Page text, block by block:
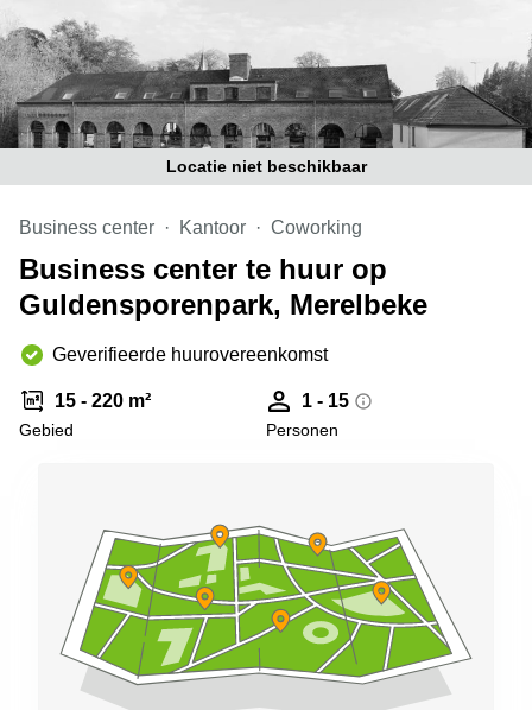
Hasselt
Location
centre
d'affaires
à Mons
virtueel
Antwerpen
Vergaderzaal
huren in
Antwerpen
Locaux
à louer en
Bruxelles
Locatie niet beschikbaar
Business center Kantoor Coworking
Business center te huur op
Guldensporenpark, Merelbeke
Geverifieerde huurovereenkomst
15 - 220 m²
Gebied
1 - 15
Personen